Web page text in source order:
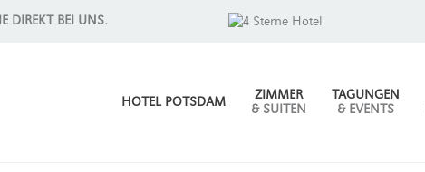
DIREKT BEI UNS.
HOTEL POTSDAM
ZIMMER
& SUITEN
TAGUNGEN
& EVENTS